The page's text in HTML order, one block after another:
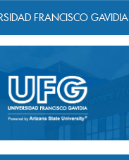
FRANCISCO GAVIDIA